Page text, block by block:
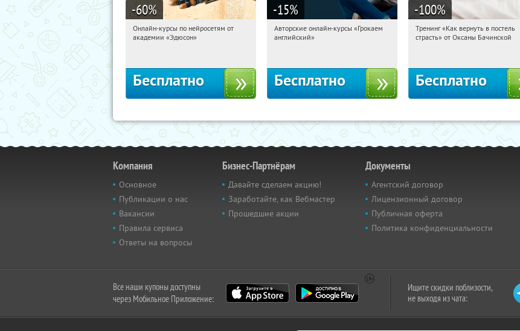
-60%
06:41:36 Получили:
Онлайн-курсы по нейросетям от
академии «Эдюсон»
Бесплатно
-15%
06:41:36 Получили:
Авторские онлайн-курсы «Грокаем
английский»
Бесплатно
-100%
06:41:36 Получили:
Тренинг «Как вернуть в постель
страсть» от Оксаны Бачинской
Бесплатно
Компания
Основное
Публикации о нас
Вакансии
Правила сервиса
Ответы на вопросы
Бизнес-Партнёрам
Давайте сделаем акцию!
Заработайте, как Вебмастер
Прошедшие акции
Документы
Агентский договор
Лицензионный договор
Публичная оферта
Политика конфиденциальности
Все наши купоны доступны
через Мобильное Приложение:
Ищите скидки поблизости,
не выходя из чата: